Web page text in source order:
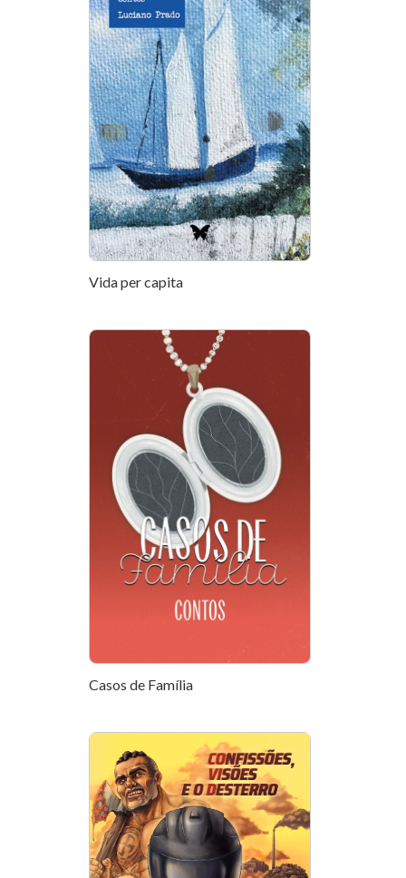
Vida per capita
Casos de Família